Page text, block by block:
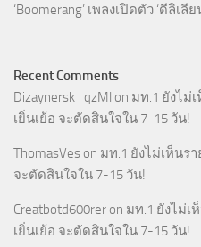
‘Boomerang’ เพลงเปิดตัว ‘ดีลิเ
Recent Comments
Dizaynersk_qzMl on มท.1 ยังไม่
เยิ่นเย้อ จะตัดสินใจใน 7-15 วัน!
ThomasVes on มท.1 ยังไม่เห็นรา
จะตัดสินใจใน 7-15 วัน!
Creatbotd600rer on มท.1 ยังไม่เ
เยิ่นเย้อ จะตัดสินใจใน 7-15 วัน!